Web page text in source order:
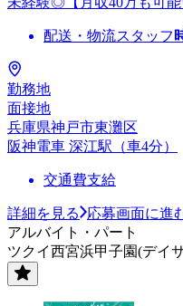
配送・物流スタッフ
勤務地
面接地
兵庫県神戸市東灘区
阪神電車 深江駅（車4分）
交通費支給
詳細を見る
応募画面に進
アルバイト・パート
ツクイ西宮浜甲子園(デイ